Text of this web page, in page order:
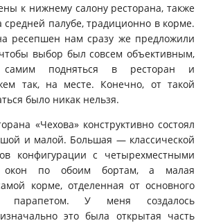
к нижнему салону ресторана, также
палубе, традиционно в корме.
ресепшен нам сразу же предложили
выбор был совсем объективным,
подняться в ресторан и
так, на месте. Конечно, от такой
было никак нельзя.
«Чехова» конструктивно состоял
и малой. Большая — классической
конфигурации с четырехместными
окон по обоим бортам, а малая
корме, отделенная от основного
парапетом. У меня создалось
это была открытая часть